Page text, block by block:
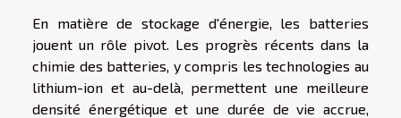
En matière de stockage d'énergie, les batteries
jouent un rôle pivot. Les progrès récents dans la
chimie des batteries, y compris les technologies au
lithium-ion et au-delà, permettent une meilleure
densité énergétique et une durée de vie accrue,